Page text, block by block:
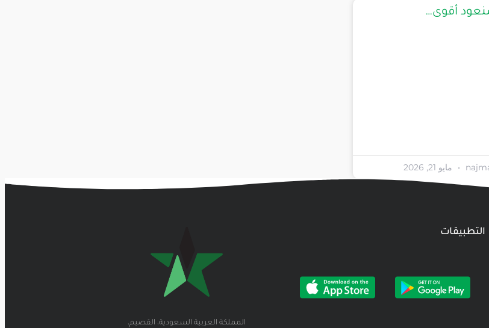
أقوى…
مايو 21, 2026
التطبيقات
المملكة العربية السعودية، القصيم،